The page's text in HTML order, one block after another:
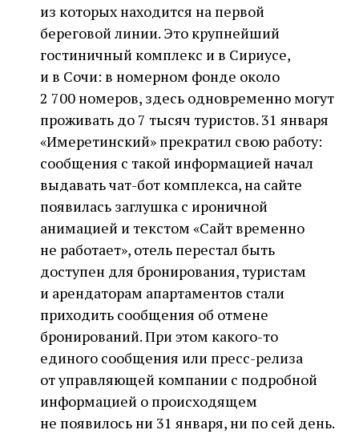
из которых находится на первой
береговой линии. Это крупнейший
гостиничный комплекс и в Сириусе,
и в Сочи: в номерном фонде около
2 700 номеров, здесь одновременно могут
проживать до 7 тысяч туристов. 31 января
«Имеретинский» прекратил свою работу:
сообщения с такой информацией начал
выдавать чат-бот комплекса, на сайте
появилась заглушка с ироничной
анимацией и текстом «Сайт временно
не работает», отель перестал быть
доступен для бронирования, туристам
и арендаторам апартаментов стали
приходить сообщения об отмене
бронирований. При этом какого-то
единого сообщения или пресс-релиза
от управляющей компании с подробной
информацией о происходящем
не появилось ни 31 января, ни по сей день.